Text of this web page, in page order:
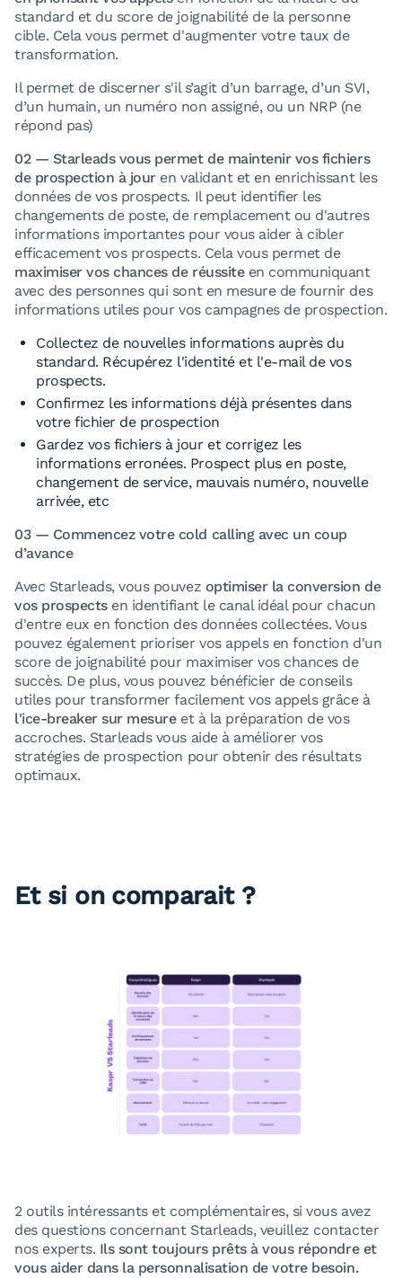
standard et du score de joignabilité de la personne
cible. Cela vous permet d'augmenter votre taux de
transformation.
Il permet de discerner s'il s’agit d’un barrage, d’un SVI,
d’un humain, un numéro non assigné, ou un NRP (ne
répond pas)
02 — Starleads vous permet de maintenir vos fichiers
de prospection à jouren validant et en enrichissant les
données de vos prospects. Il peut identifier les
changements de poste, de remplacement ou d'autres
informations importantes pour vous aider à cibler
efficacement vos prospects. Cela vous permet de
maximiser vos chances de réussiteen communiquant
avec des personnes qui sont en mesure de fournir des
informations utiles pour vos campagnes de prospection.
Collectez de nouvelles informations auprès du
standard. Récupérez l'identité et l'e-mail de vos
prospects.
Confirmez les informations déjà présentes dans
votre fichier de prospection
Gardez vos fichiers à jour et corrigez les
informations erronées. Prospect plus en poste,
changement de service, mauvais numéro, nouvelle
arrivée, etc
03 — Commencez votre cold calling avec un coup
d’avance
Avec Starleads, vous pouvez optimiser la conversion de
vos prospectsen identifiant le canal idéal pour chacun
d'entre eux en fonction des données collectées. Vous
pouvez également prioriser vos appels en fonction d'un
score de joignabilité pour maximiser vos chances de
succès. De plus, vous pouvez bénéficier de conseils
utiles pour transformer facilement vos appels grâce à
l'ice-breaker sur mesureet à la préparation de vos
accroches. Starleads vous aide à améliorer vos
stratégies de prospection pour obtenir des résultats
optimaux.
Et si on comparait ?
2 outils intéressants et complémentaires, si vous avez
des questions concernant Starleads, veuillez contacter
nos experts. Ils sont toujours prêts à vous répondre et
vous aider dans la personnalisation de votre besoin.